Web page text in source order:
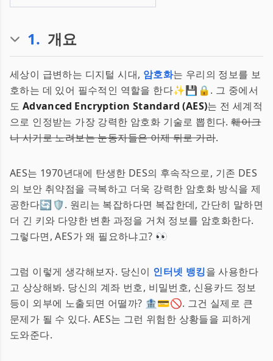
1. 개요
세상이 급변하는 디지털 시대, 암호화는 우리의 정보를 보
호하는 데 있어 필수적인 역할을 한다✨💾🔒. 그 중에서
도 Advanced Encryption Standard (AES)는 전 세계적
으로 인정받는 가장 강력한 암호화 기술로 뽑힌다.훼이크
나 사기로 노려보는 눈동자들은 이제 뒤로 가라.
AES는 1970년대에 탄생한 DES의 후속작으로, 기존 DES
의 보안 취약점을 극복하고 더욱 강력한 암호화 방식을 제
공한다🔄🛡. 원리는 복잡하다면 복잡한데, 간단히 말하면
더 긴 키와 다양한 변환 과정을 거쳐 정보를 암호화한다.
그렇다면, AES가 왜 필요하냐고? 👀
그럼 이렇게 생각해보자. 당신이 인터넷 뱅킹을 사용한다
고 상상해봐. 당신의 계좌 번호, 비밀번호, 신용카드 정보
등이 외부에 노출되면 어떨까? 🏦💳🚫. 그건 실제로 큰
문제가 될 수 있다. AES는 그런 위험한 상황들을 피하게
도와준다.